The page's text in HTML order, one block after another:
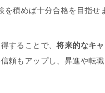
を積めば十分合格を目指せ
することで、将来的なキ
頼もアップし、昇進や転